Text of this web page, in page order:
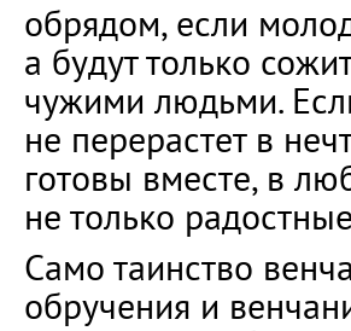
обрядом, если
а будут только
чужими людьми.
не перерастет в
готовы вместе, в
не только
Само таинство
обручения и